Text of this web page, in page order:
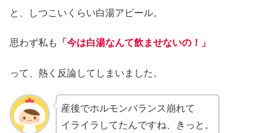
と、しつこいくらい白湯アピール。
思わず私も 「今は白湯なんて飲ませないの！」
って、熱く反論してしまいました。
産後でホルモンバランス崩れて
イライラしてたんですね、きっと。